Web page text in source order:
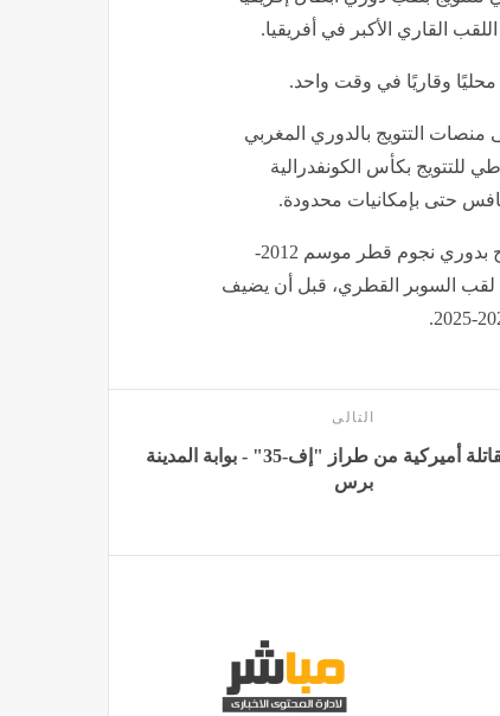
وقاريًا في وقت واحد.
التتويج بالدوري المغربي
للتتويج بكأس الكونفدرالية
حتى بإمكانيات محدودة.
في الخليج، ترك عموتة بصمة واضحة مع السد القطري، حيث توج بدوري نجوم قطر موسم 2012-
متتاليتين 2014 و2015، إضافة إلى لقب السوبر القطري، قبل أن يضيف
التالى
تحطم مقاتلة أميركية من طراز "إف-35" - بوابة المدينة
برس